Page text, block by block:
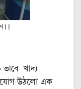
খাদ্য
উঠলো এক